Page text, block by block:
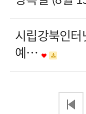
시립강북인
예…
맨끝